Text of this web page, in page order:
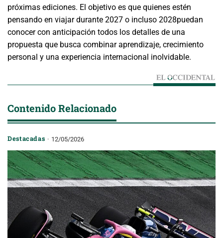
próximas ediciones. El objetivo es que quienes estén
pensando en viajar durante 2027 o incluso 2028puedan
conocer con anticipación todos los detalles de una
propuesta que busca combinar aprendizaje, crecimiento
personal y una experiencia internacional inolvidable.
Contenido Relacionado
Destacadas 12/05/2026